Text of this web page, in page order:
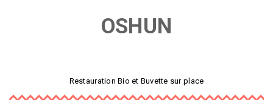
OSHUN
Restauration Bio et Buvette sur place